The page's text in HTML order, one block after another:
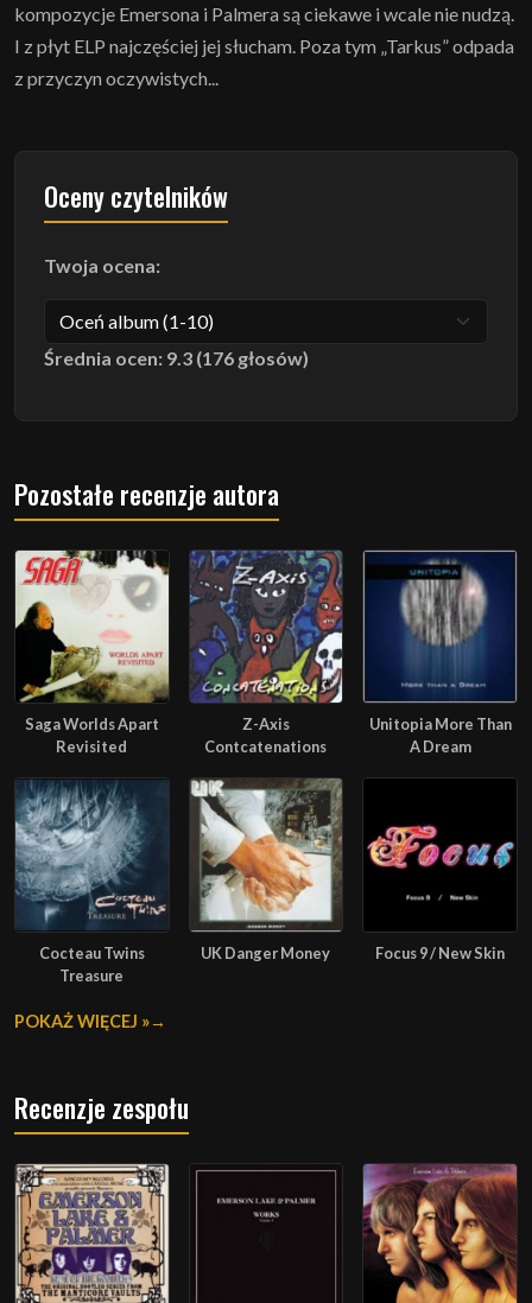
kompozycje Emersona i Palmera są ciekawe i wcale nie nudzą.
I z płyt ELP najczęściej jej słucham. Poza tym „Tarkus” odpada
z przyczyn oczywistych...
Oceny czytelników
Twoja ocena:
Średnia ocen: 9.3 (176 głosów)
Pozostałe recenzje autora
Saga Worlds Apart
Revisited
Z-Axis
Contcatenations
Unitopia More Than
A Dream
Cocteau Twins
Treasure
UK Danger Money Focus 9 / New Skin
POKAŻ WIĘCEJ »
Recenzje zespołu